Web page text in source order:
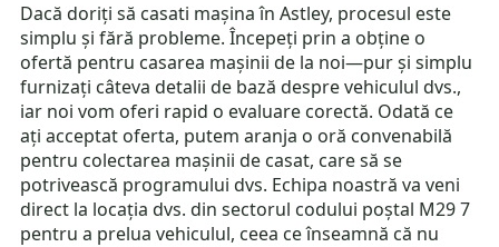
Dacă doriți să casati mașina în Astley, procesul este
simplu și fără probleme. Începeți prin a obține o
ofertă pentru casarea mașinii de la noi—pur și simplu
furnizați câteva detalii de bază despre vehiculul dvs.,
iar noi vom oferi rapid o evaluare corectă. Odată ce
ați acceptat oferta, putem aranja o oră convenabilă
pentru colectarea mașinii de casat, care să se
potrivească programului dvs. Echipa noastră va veni
direct la locația dvs. din sectorul codului poștal M29 7
pentru a prelua vehiculul, ceea ce înseamnă că nu